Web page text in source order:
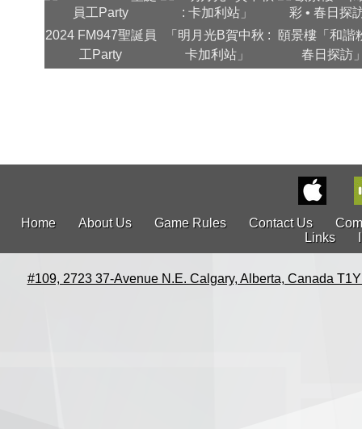
2024 FM947聖誕員
工Party
「明月光B賀中秋 :
卡加利站」
頤景樓「和諧
春日探訪
Home About Us Game Rules Contact Us
Links
#109, 2723 37-Avenue N.E. Calgary, Alberta, Canada